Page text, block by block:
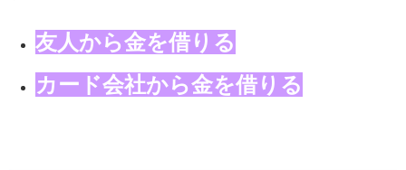
友人から金を借りる
カード会社から金を借りる